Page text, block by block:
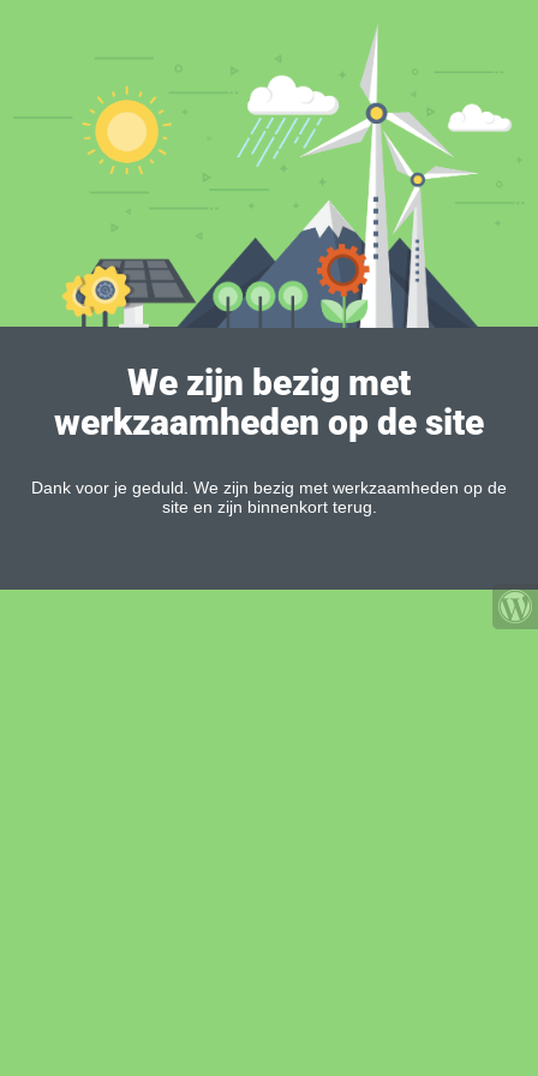
We zijn bezig met
werkzaamheden op de site
Dank voor je geduld. We zijn bezig met werkzaamheden op de
site en zijn binnenkort terug.